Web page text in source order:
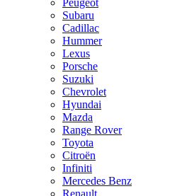
Peugeot
Subaru
Cadillac
Hummer
Lexus
Porsche
Suzuki
Chevrolet
Hyundai
Mazda
Range Rover
Toyota
Citroën
Infiniti
Mercedes Benz
Renault